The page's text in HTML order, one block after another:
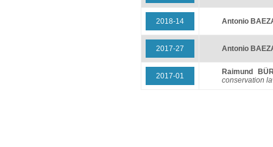
2018-14 Antonio
2017-27 Antonio
2017-01
Raimund
conservation